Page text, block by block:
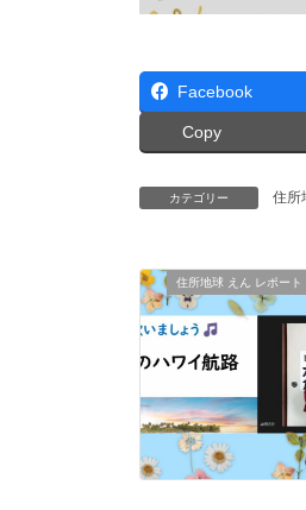
Facebook
Copy
カテゴリー 住所
住所地球 えん レポート